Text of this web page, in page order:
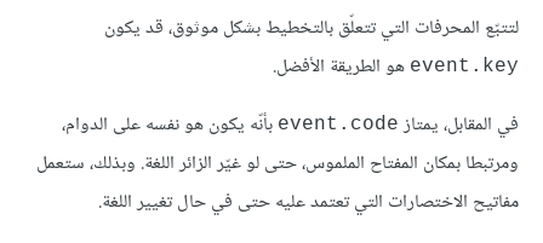
لتتبّع المحرفات التي تتعلّق بالتخطيط بشكل موثوق، قد يكون
event.key هو الطريقة اﻷفضل.
في المقابل، يمتاز event.code بأنّه يكون هو نفسه على الدوام،
ومرتبطا بمكان المفتاح الملموس، حتى لو غيّر الزائر اللغة. وبذلك، ستعمل
مفاتيح الاختصارات التي تعتمد عليه حتى في حال تغيير اللغة.